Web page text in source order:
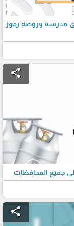
مدرسة وروضة رموز
share
share